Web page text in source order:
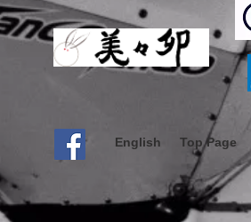
Top Page
English